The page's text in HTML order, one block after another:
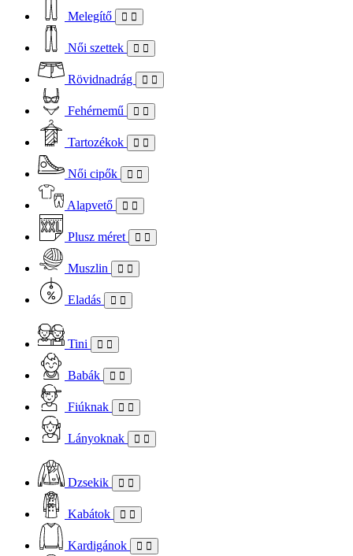
Melegítő
Női szettek
Rövidnadrág
Fehérnemű
Tartozékok
Női cipők
Alapvető
Plusz méret
Muszlin
Eladás
Tini
Babák
Fiúknak
Lányoknak
Dzsekik
Kabátok
Kardigánok